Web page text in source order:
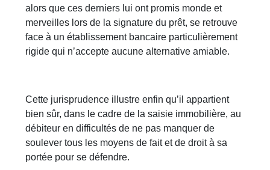
alors que ces derniers lui ont promis monde et
merveilles lors de la signature du prêt, se retrouve
face à un établissement bancaire particulièrement
rigide qui n’accepte aucune alternative amiable.
Cette jurisprudence illustre enfin qu’il appartient
bien sûr, dans le cadre de la saisie immobilière, au
débiteur en difficultés de ne pas manquer de
soulever tous les moyens de fait et de droit à sa
portée pour se défendre.